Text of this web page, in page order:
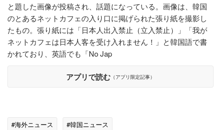
と題した画像が投稿され、話題になっている。画像は、韓国
のとあるネットカフェの入り口に掲げられた張り紙を撮影し
たもの。張り紙には「日本人出入禁止（立入禁止）」「我が
ネットカフェは日本人客を受け入れません！」と韓国語で書
かれており、英語でも「No Jap
アプリで読む （アプリ限定記事）
#海外ニュース #韓国ニュース